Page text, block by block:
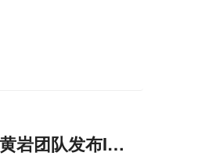
团队发布Ib期研究数据